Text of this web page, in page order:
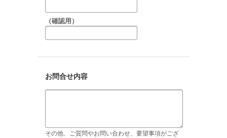
（確認用）
お問合せ内容
その他、ご質問やお問い合わせ、要望事項がござ